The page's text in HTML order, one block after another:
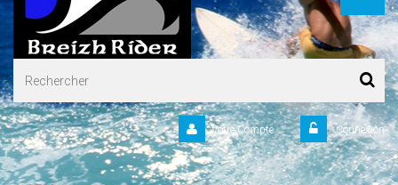
Connexion
Votre Compte